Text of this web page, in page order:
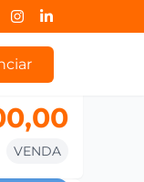
VENDA